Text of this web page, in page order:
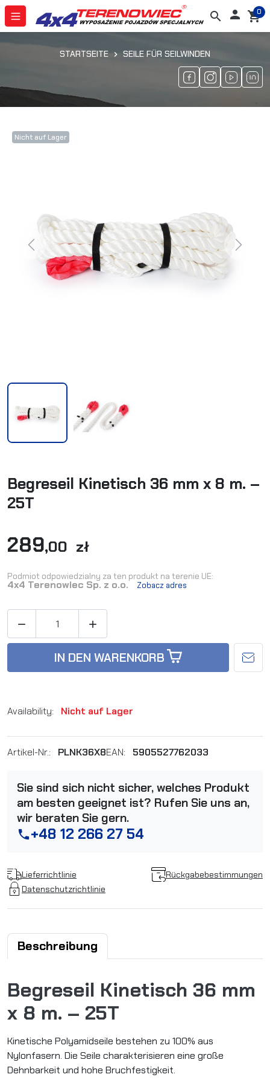
search  shopping_cart
0
STARTSEITE SEILE FÜR SEILWINDEN
Nicht auf Lager
Previous Next
Begreseil Kinetisch 36 mm x 8 m. –
25T
289,00 zł
Podmiot odpowiedzialny za ten produkt na terenie UE:
4x4 Terenowiec Sp. z o.o. Zobacz adres
 
IN DEN WARENKORB
Availability: Nicht auf Lager
Artikel-Nr.: PLNK36X8EAN: 5905527762033
Sie sind sich nicht sicher, welches Produkt
am besten geeignet ist? Rufen Sie uns an,
wir beraten Sie gern.
phone+48 12 266 27 54
Lieferrichtlinie
Rückgabebestimmungen
Datenschutzrichtlinie
Beschreibung
Begreseil Kinetisch 36 mm
x 8 m. – 25T
Kinetische Polyamidseile bestehen zu 100% aus
Nylonfasern. Die Seile charakterisieren eine große
Dehnbarkeit und hohe Bruchfestigkeit.